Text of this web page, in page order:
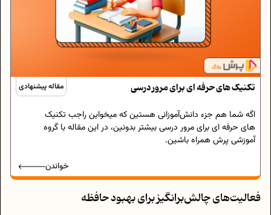
مقاله پیشنهادی تکنیک های حرفه ای برای مرور درسی
اگه شما هم جزء دانش‌آموزانی هستین که میخواین راجب تکنیک
های حرفه ای برای مرور درسی بیشتر بدونین، در این مقاله با گروه
آموزشی پرش همراه باشین.
خواندن
فعالیت‌های چالش‌برانگیز برای بهبود حافظه